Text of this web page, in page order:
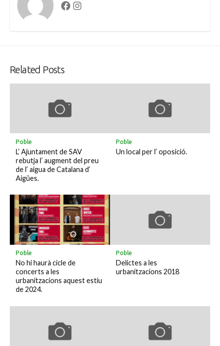
FacebookInstagram
Related Posts
Poble
L’ Ajuntament de SAV
rebutja l’ augment del preu
de l’ aigua de Catalana d’
Aigües.
Poble
Un local per l’ oposició.
Poble
No hi haurà cicle de
concerts a les
urbanitzacions aquest estiu
de 2024.
Poble
Delictes a les
urbanitzacions 2018